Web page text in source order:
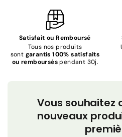
Satisfait ou Remboursé
Tous nos produits
sont garantis 100% satisfaits
ou rembourséspendant 30j.
Vous souhaitez
nouveaux